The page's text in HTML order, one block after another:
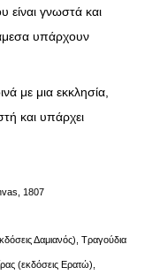
γνωστά και
υπάρχουν
με μια εκκλησία,
και υπάρχει
1807
Δαμιανός), Τραγούδια
(εκδόσεις Ερατώ),